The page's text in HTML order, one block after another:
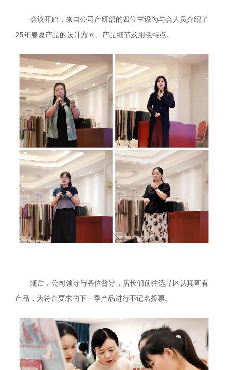
会议开始，来自公司产研部的四位主设为与会人员介绍了
25年春夏产品的设计方向、产品细节及用色特点。
随后，公司领导与各位督导，店长们前往选品区认真查看
产品，为符合要求的下一季产品进行不记名投票。